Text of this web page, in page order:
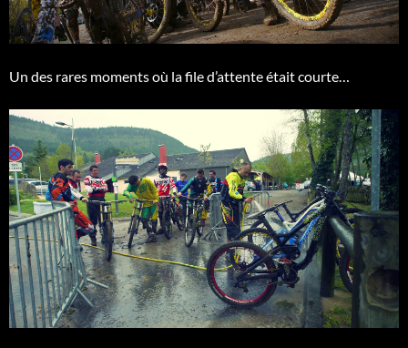
Un des rares moments où la file d’attente était courte…